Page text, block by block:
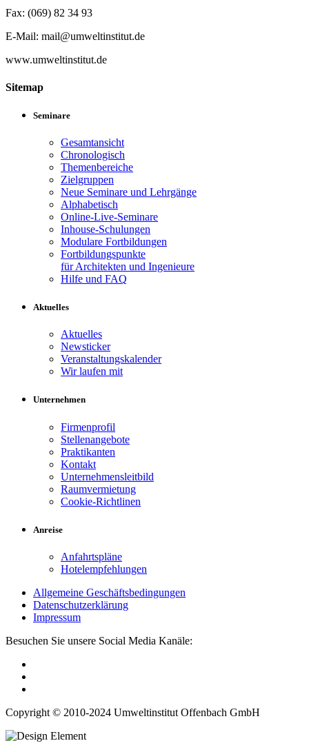
Fax: (069) 82 34 93
E-Mail: mail@umweltinstitut.de
www.umweltinstitut.de
Sitemap
Seminare
Gesamtansicht
Chronologisch
Themenbereiche
Zielgruppen
Neue Seminare und Lehrgänge
Alphabetisch
Online-Live-Seminare
Inhouse-Schulungen
Modulare Fortbildungen
Fortbildungspunkte
für Architekten und Ingenieure
Hilfe und FAQ
Aktuelles
Aktuelles
Newsticker
Veranstaltungskalender
Wir laufen mit
Unternehmen
Firmenprofil
Stellenangebote
Praktikanten
Kontakt
Unternehmensleitbild
Raumvermietung
Cookie-Richtlinen
Anreise
Anfahrtspläne
Hotelempfehlungen
Allgemeine Geschäftsbedingungen
Datenschutzerklärung
Impressum
Besuchen Sie unsere Social Media Kanäle:
Copyright © 2010-2024 Umweltinstitut Offenbach GmbH